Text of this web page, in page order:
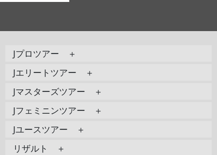
Jプロツアー ＋
Jエリートツアー ＋
Jマスターズツアー ＋
Jフェミニンツアー ＋
Jユースツアー ＋
リザルト ＋